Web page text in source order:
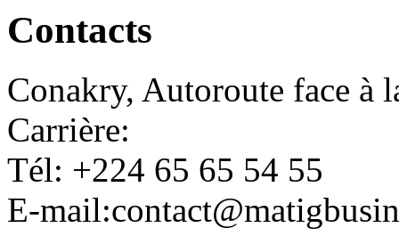
Contacts
Conakry, Autoroute face à
Carrière:
Tél: +224 65 65 54 55
E-